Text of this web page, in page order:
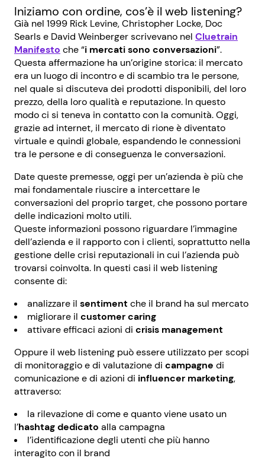
Iniziamo con ordine, cos’è il web listening?
Già nel 1999 Rick Levine, Christopher Locke, Doc
Searls e David Weinberger scrivevano nel Cluetrain
Manifesto che “i mercati sono conversazioni”.
Questa affermazione ha un’origine storica: il mercato
era un luogo di incontro e di scambio tra le persone,
nel quale si discuteva dei prodotti disponibili, del loro
prezzo, della loro qualità e reputazione. In questo
modo ci si teneva in contatto con la comunità. Oggi,
grazie ad internet, il mercato di rione è diventato
virtuale e quindi globale, espandendo le connessioni
tra le persone e di conseguenza le conversazioni.
Date queste premesse, oggi per un’azienda è più che
mai fondamentale riuscire a intercettare le
conversazioni del proprio target, che possono portare
delle indicazioni molto utili.
Queste informazioni possono riguardare l’immagine
dell’azienda e il rapporto con i clienti, soprattutto nella
gestione delle crisi reputazionali in cui l’azienda può
trovarsi coinvolta. In questi casi il web listening
consente di:
analizzare il sentiment che il brand ha sul mercato
migliorare il customer caring
attivare efficaci azioni di crisis management
Oppure il web listening può essere utilizzato per scopi
di monitoraggio e di valutazione di campagne di
comunicazione e di azioni di influencer marketing,
attraverso:
la rilevazione di come e quanto viene usato un
l’hashtag dedicato alla campagna
l’identificazione degli utenti che più hanno
interagito con il brand